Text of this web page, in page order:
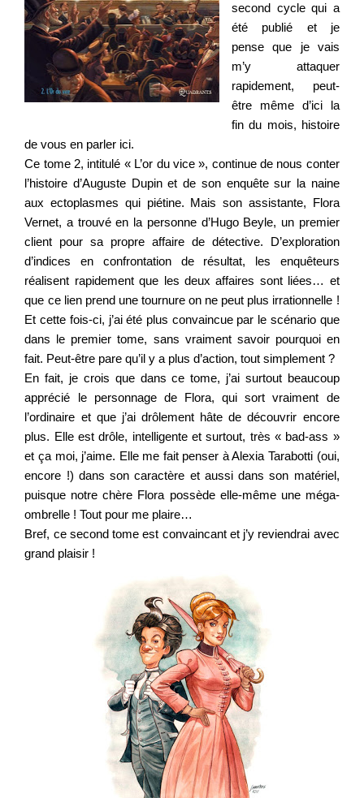
second cycle qui a
été publié et je
pense que je vais
m’y attaquer
rapidement, peut-
être même d’ici la
fin du mois, histoire
de vous en parler ici.
Ce tome 2, intitulé « L’or du vice », continue de nous conter
l’histoire d’Auguste Dupin et de son enquête sur la naine
aux ectoplasmes qui piétine. Mais son assistante, Flora
Vernet, a trouvé en la personne d’Hugo Beyle, un premier
client pour sa propre affaire de détective. D’exploration
d’indices en confrontation de résultat, les enquêteurs
réalisent rapidement que les deux affaires sont liées… et
que ce lien prend une tournure on ne peut plus irrationnelle !
Et cette fois-ci, j’ai été plus convaincue par le scénario que
dans le premier tome, sans vraiment savoir pourquoi en
fait. Peut-être pare qu’il y a plus d’action, tout simplement ?
En fait, je crois que dans ce tome, j’ai surtout beaucoup
apprécié le personnage de Flora, qui sort vraiment de
l’ordinaire et que j’ai drôlement hâte de découvrir encore
plus. Elle est drôle, intelligente et surtout, très « bad-ass »
et ça moi, j’aime. Elle me fait penser à Alexia Tarabotti (oui,
encore !) dans son caractère et aussi dans son matériel,
puisque notre chère Flora possède elle-même une méga-
ombrelle ! Tout pour me plaire…
Bref, ce second tome est convaincant et j’y reviendrai avec
grand plaisir !